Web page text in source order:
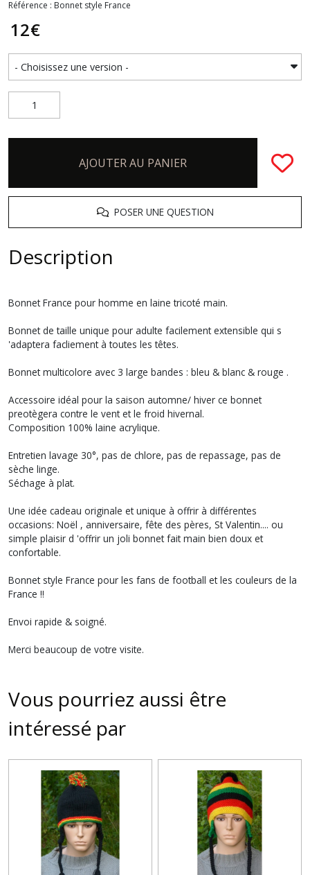
Référence : Bonnet style France
12€
AJOUTER AU PANIER
POSER UNE QUESTION
Description
Bonnet France pour homme en laine tricoté main.
Bonnet de taille unique pour adulte facilement extensible qui s
'adaptera facliement à toutes les têtes.
Bonnet multicolore avec 3 large bandes : bleu & blanc & rouge .
Accessoire idéal pour la saison automne/ hiver ce bonnet
preotègera contre le vent et le froid hivernal.
Composition 100% laine acrylique.
Entretien lavage 30°, pas de chlore, pas de repassage, pas de
sèche linge.
Séchage à plat.
Une idée cadeau originale et unique à offrir à différentes
occasions: Noël , anniversaire, fête des pères, St Valentin.... ou
simple plaisir d 'offrir un joli bonnet fait main bien doux et
confortable.
Bonnet style France pour les fans de football et les couleurs de la
France !!
Envoi rapide & soigné.
Merci beaucoup de votre visite.
Vous pourriez aussi être
intéressé par